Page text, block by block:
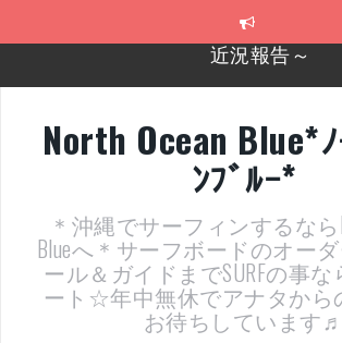
2026年明けました〜
近況報告ww
ヤッチマッターーーー
支部長就任報告と支部予選・検
North Ocean Blue*
ﾝﾌﾞﾙｰ*
＊沖縄でサーフィンするなら
Blueへ＊サーフボードのオー
ール＆ガイドまでSURFの事
ート☆年中無休でアナタから
お待ちしています♬